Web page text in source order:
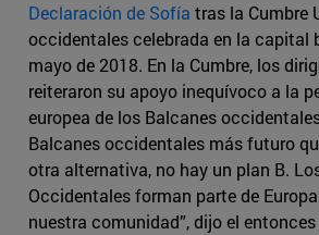
Declaración de Sofía tras la Cumbre
occidentales celebrada en la capital
mayo de 2018. En la Cumbre, los
reiteraron su apoyo inequívoco a la
europea de los Balcanes
Balcanes occidentales más futuro
otra alternativa, no hay un plan B.
Occidentales forman parte de
nuestra comunidad”, dijo el